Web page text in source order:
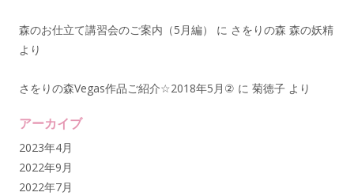
森のお仕立て講習会のご案内（5月編） に さをりの森 森の妖精
より
さをりの森Vegas作品ご紹介☆2018年5月② に 菊徳子 より
アーカイブ
2023年4月
2022年9月
2022年7月